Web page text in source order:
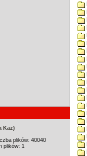
Kaz)
plików: 40040
plików: 1